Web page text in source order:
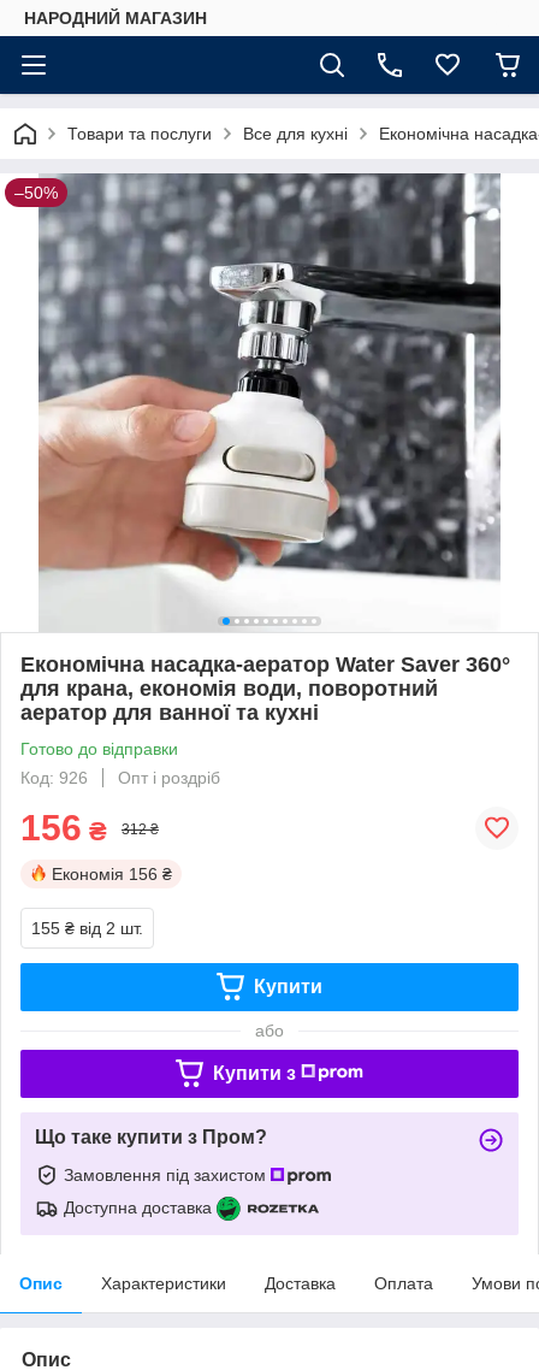
НАРОДНИЙ МАГАЗИН
Товари та послуги Все для кухні Економічна
–50%
Економічна насадка-аератор Water Saver 360°
для крана, економія води, поворотний
аератор для ванної та кухні
Готово до відправки
Код: 926
Опт і роздріб
156 ₴ 312 ₴
Економія 156 ₴
155 ₴ від 2 шт.
Купити
або
Купити з
Що таке купити з Пром?
Замовлення під захистом
Доступна доставка
Опис Характеристики Доставка Оплата Умови
Опис